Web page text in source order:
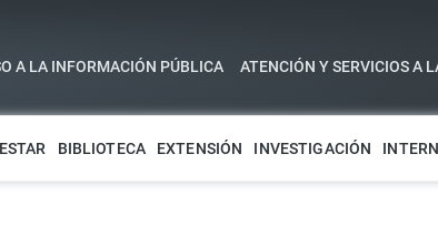
A LA INFORMACIÓN PÚBLICA ATENCIÓN Y SERVICIOS A
BIBLIOTECA EXTENSIÓN INVESTIGACIÓN